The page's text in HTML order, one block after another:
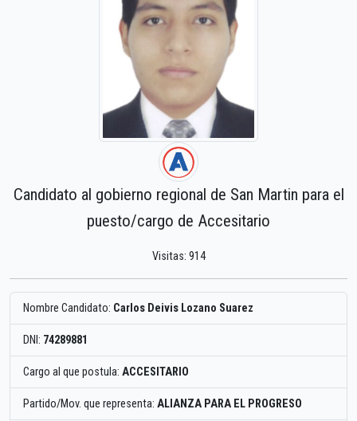
Candidato al gobierno regional de San Martin para el
puesto/cargo de Accesitario
Visitas: 914
Nombre Candidato: Carlos Deivis Lozano Suarez
DNI: 74289881
Cargo al que postula: ACCESITARIO
Partido/Mov. que representa: ALIANZA PARA EL PROGRESO